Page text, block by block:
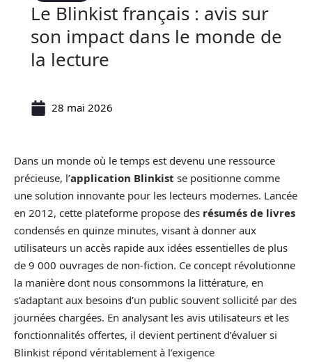
Le Blinkist français : avis sur
son impact dans le monde de
la lecture
28 mai 2026
Dans un monde où le temps est devenu une ressource
précieuse, l’application Blinkist se positionne comme
une solution innovante pour les lecteurs modernes. Lancée
en 2012, cette plateforme propose des résumés de livres
condensés en quinze minutes, visant à donner aux
utilisateurs un accès rapide aux idées essentielles de plus
de 9 000 ouvrages de non-fiction. Ce concept révolutionne
la manière dont nous consommons la littérature, en
s’adaptant aux besoins d’un public souvent sollicité par des
journées chargées. En analysant les avis utilisateurs et les
fonctionnalités offertes, il devient pertinent d’évaluer si
Blinkist répond véritablement à l’exigence